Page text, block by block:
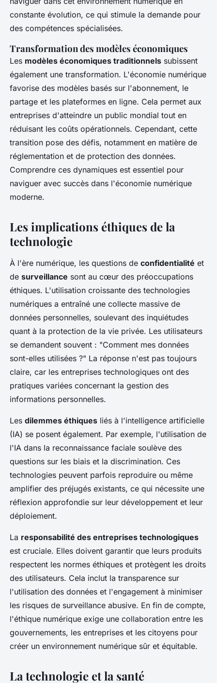
constante évolution, ce qui stimule la demande pour
des compétences spécialisées.
Transformation des modèles économiques
Les modèles économiques traditionnels subissent
également une transformation. L'économie numérique
favorise des modèles basés sur l'abonnement, le
partage et les plateformes en ligne. Cela permet aux
entreprises d'atteindre un public mondial tout en
réduisant les coûts opérationnels. Cependant, cette
transition pose des défis, notamment en matière de
réglementation et de protection des données.
Comprendre ces dynamiques est essentiel pour
naviguer avec succès dans l'économie numérique
moderne.
Les implications éthiques de la
technologie
À l'ère numérique, les questions de confidentialité et
de surveillance sont au cœur des préoccupations
éthiques. L'utilisation croissante des technologies
numériques a entraîné une collecte massive de
données personnelles, soulevant des inquiétudes
quant à la protection de la vie privée. Les utilisateurs
se demandent souvent : "Comment mes données
sont-elles utilisées ?" La réponse n'est pas toujours
claire, car les entreprises technologiques ont des
pratiques variées concernant la gestion des
informations personnelles.
Les dilemmes éthiques liés à l'intelligence artificielle
(IA) se posent également. Par exemple, l'utilisation de
l'IA dans la reconnaissance faciale soulève des
questions sur les biais et la discrimination. Ces
technologies peuvent parfois reproduire ou même
amplifier des préjugés existants, ce qui nécessite une
réflexion approfondie sur leur développement et leur
déploiement.
La responsabilité des entreprises technologiques
est cruciale. Elles doivent garantir que leurs produits
respectent les normes éthiques et protègent les droits
des utilisateurs. Cela inclut la transparence sur
l'utilisation des données et l'engagement à minimiser
les risques de surveillance abusive. En fin de compte,
l'éthique numérique exige une collaboration entre les
gouvernements, les entreprises et les citoyens pour
créer un environnement numérique sûr et équitable.
La technologie et la santé